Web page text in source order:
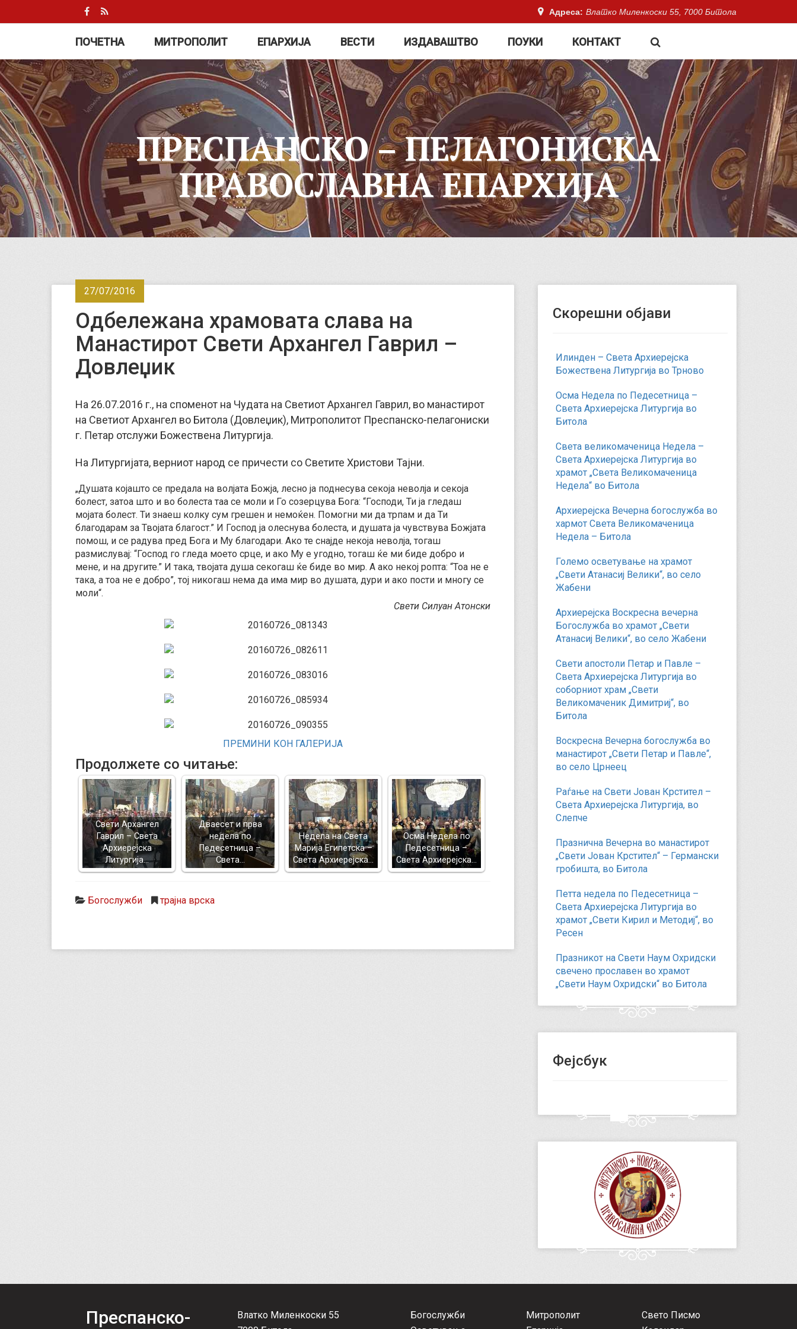
Адреса: Влатко Миленкоски 55, 7000 Битола
ПОЧЕТНА МИТРОПОЛИТ ЕПАРХИЈА ВЕСТИ ИЗДАВАШТВО ПОУКИ КОНТАКТ
ПРЕСПАНСКО – ПЕЛАГОНИСКА
ПРАВОСЛАВНА ЕПАРХИЈА
27/07/2016
Одбележана храмовата слава на
Манастирот Свети Архангел Гаврил –
Довлеџик
На 26.07.2016 г., на споменот на Чудата на Светиот Архангел Гаврил, во манастирот
на Светиот Архангел во Битола (Довлеџик), Митрополитот Преспанско-пелагониски
г. Петар отслужи Божествена Литургија.
На Литургијата, верниот народ се причести со Светите Христови Тајни.
„Душата којашто се предала на волјата Божја, лесно ја поднесува секоја неволја и секоја
болест, затоа што и во болеста таа се моли и Го созерцува Бога: “Господи, Ти ја гледаш
мојата болест. Ти знаеш колку сум грешен и немоќен. Помогни ми да трпам и да Ти
благодарам за Твојата благост.” И Господ ја олеснува болеста, и душата ја чувствува Божјата
помош, и се радува пред Бога и Му благодари. Ако те снајде некоја неволја, тогаш
размислувај: “Господ го гледа моето срце, и ако Му е угодно, тогаш ќе ми биде добро и
мене, и на другите.” И така, твојата душа секогаш ќе биде во мир. А ако некој ропта: “Тоа не е
така, а тоа не е добро”, тој никогаш нема да има мир во душата, дури и ако пости и многу се
моли“.
Свети Силуан Атонски
ПРЕМИНИ КОН ГАЛЕРИЈА
Продолжете со читање:
Свети Архангел
Гаврил – Света
Архиерејска
Литургија…
Дваесет и прва
недела по
Педесетница –
Света…
Недела на Света
Марија Египетска –
Света Архиерејска…
Осма Недела по
Педесетница –
Света Архиерејска…
Богослужби трајна врска
Скорешни објави
Илинден – Света Архиерејска
Божествена Литургија во Трново
Осма Недела по Педесетница –
Света Архиерејска Литургија во
Битола
Света великомаченица Недела –
Света Архиерејска Литургија во
храмот „Света Великомаченица
Недела“ во Битола
Архиерејска Вечерна богослужба во
хармот Света Великомаченица
Недела – Битола
Големо осветување на храмот
„Свети Атанасиј Велики“, во село
Жабени
Архиерејска Воскресна вечерна
Богослужба во храмот „Свети
Атанасиј Велики“, во село Жабени
Свети апостоли Петар и Павле –
Света Архиерејска Литургија во
соборниот храм „Свети
Великомаченик Димитриј“, во
Битола
Воскресна Вечерна богослужба во
манастирот „Свети Петар и Павле“,
во село Црнеец
Раѓање на Свети Јован Крстител –
Света Архиерејска Литургија, во
Слепче
Празнична Вечерна во манастирот
„Свети Јован Крстител“ – Германски
гробишта, во Битола
Петта недела по Педесетница –
Света Архиерејска Литургија во
храмот „Свети Кирил и Методиј“, во
Ресен
Празникот на Свети Наум Охридски
свечено прославен во храмот
„Свети Наум Охридски“ во Битола
Фејсбук
Преспанско-
Влатко Миленкоски 55
Богослужби
Митрополит
Свето Писмо